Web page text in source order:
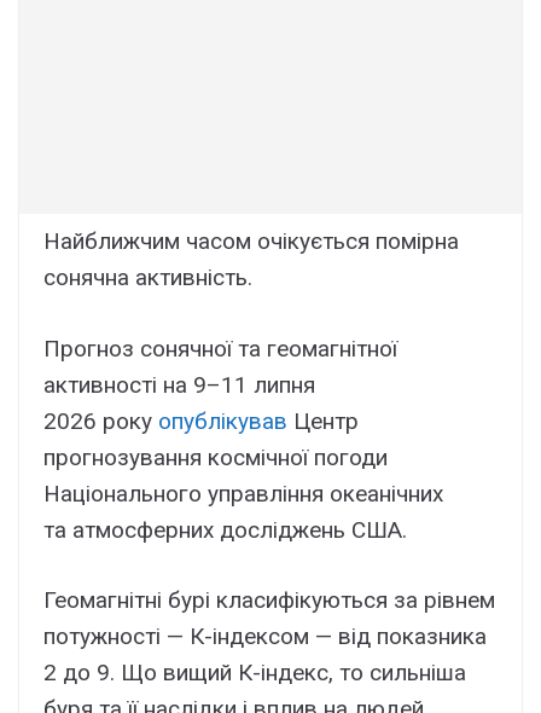
Найближчим часом очікується помірна
сонячна активність.
Прогноз сонячної та геомагнітної
активності на 9–11 липня
2026 року опублікував Центр
прогнозування космічної погоди
Національного управління океанічних
та атмосферних досліджень США.
Геомагнітні бурі класифікуються за рівнем
потужності — К-індексом — від показника
2 до 9. Що вищий К-індекс, то сильніша